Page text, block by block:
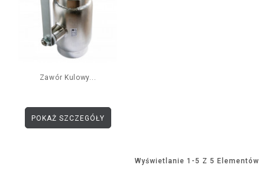
Zawór Kulowy...
POKAŻ SZCZEGÓŁY
Wyświetlanie 1-5 Z 5 Elementów